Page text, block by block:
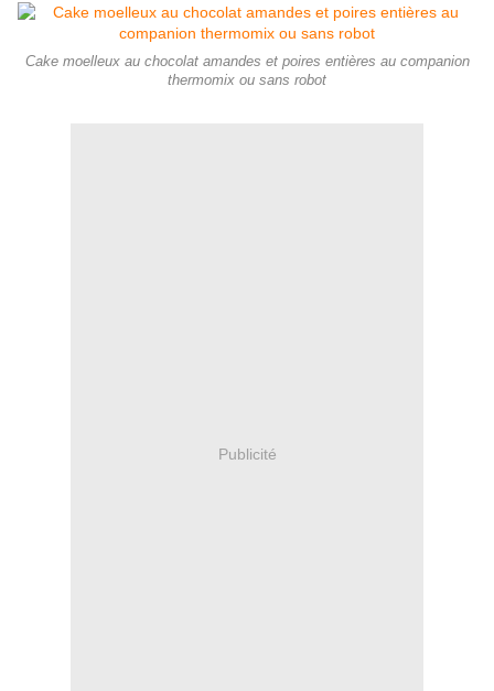
Cake moelleux au chocolat amandes et poires entières au companion
thermomix ou sans robot
Publicité